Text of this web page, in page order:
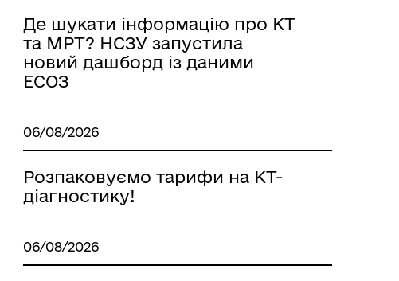
Де шукати інформацію про КТ
та МРТ? НСЗУ запустила
новий дашборд із даними
ЕСОЗ
06/08/2026
Розпаковуємо тарифи на КТ-
діагностику!
06/08/2026